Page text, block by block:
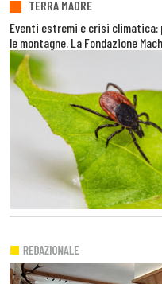
TERRA MADRE
Eventi estremi e crisi climatica:
le montagne. La Fondazione